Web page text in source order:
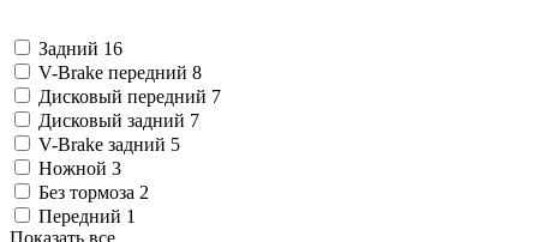
Задний 16
V-Brake передний 8
Дисковый передний 7
Дисковый задний 7
V-Brake задний 5
Ножной 3
Без тормоза 2
Передний 1
Показать все